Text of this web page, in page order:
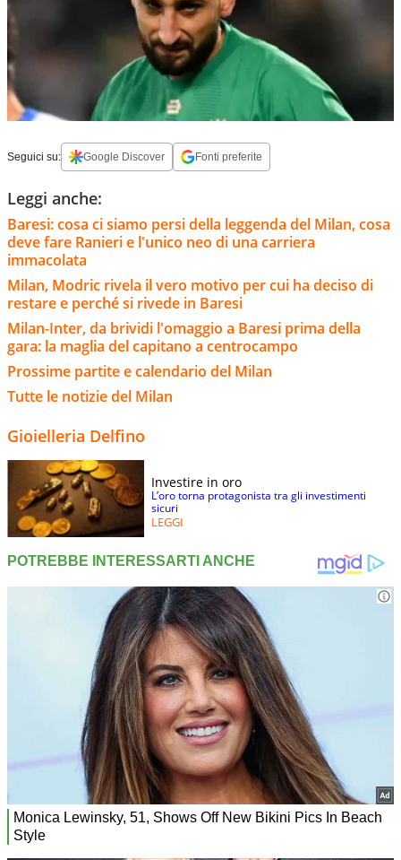
Seguici su: Google Discover Fonti preferite
Leggi anche:
Baresi: cosa ci siamo persi della leggenda del Milan, cosa
deve fare Ranieri e l'unico neo di una carriera
immacolata
Milan, Modric rivela il vero motivo per cui ha deciso di
restare e perché si rivede in Baresi
Milan-Inter, da brividi l'omaggio a Baresi prima della
gara: la maglia del capitano a centrocampo
Prossime partite e calendario del Milan
Tutte le notizie del Milan
Gioielleria Delfino
Investire in oro
L’oro torna protagonista tra gli investimenti
sicuri
LEGGI